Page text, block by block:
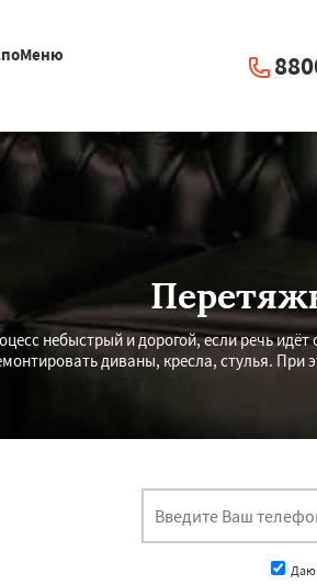
небыстрый и дорогой, если речь
диваны, кресла, стулья.
Даю